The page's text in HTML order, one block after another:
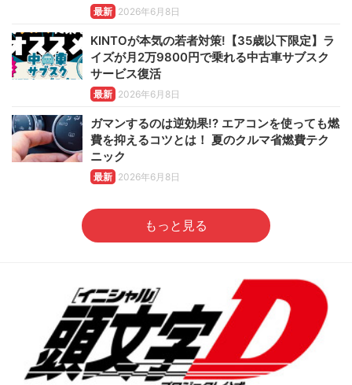
最新 2026年6月8日
KINTOが本気の若者対策!【35歳以下限定】ラ
イズが月2万9800円で乗れる中古車サブスク
サービス復活
最新 2026年6月8日
ガマンするのは逆効果!? エアコンを使っても燃
費を抑えるコツとは！ 夏のクルマ省燃費テク
ニック
最新 2026年6月8日
もっと見る